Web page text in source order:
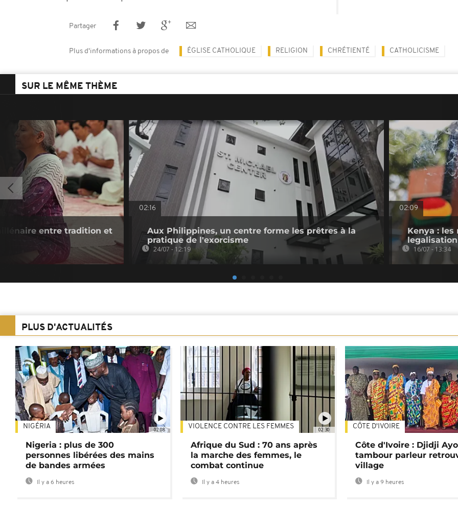
Partager
Plus d'informations à propos de ÉGLISE CATHOLIQUE RELIGION CHRÉTIENTÉ CATHOLICISME
SUR LE MÊME THÈME
entre tradition et
02:16
Aux Philippines, un centre forme les prêtres à la
pratique de l'exorcisme
24/07 - 12:19
02:09
Kenya : les
legalisation
16/07 - 13:34
PLUS D'ACTUALITÉS
02:08
NIGÉRIA
Nigeria : plus de 300
personnes libérées des mains
de bandes armées
Il y a 6 heures
02:30
VIOLENCE CONTRE LES FEMMES
Afrique du Sud : 70 ans après
la marche des femmes, le
combat continue
Il y a 4 heures
CÔTE D'IVOIRE
Côte d'Ivoire : Djidji
tambour parleur
village
Il y a 9 heures